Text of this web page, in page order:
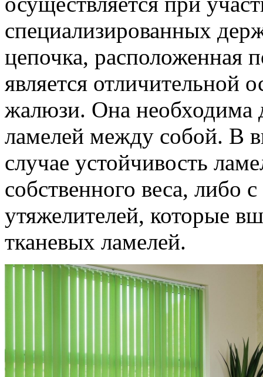
специализированных
цепочка, расположенная
является отличительной
жалюзи. Она необходима
ламелей между собой. В
случае устойчивость
собственного веса,
утяжелителей, которые
тканевых ламелей.